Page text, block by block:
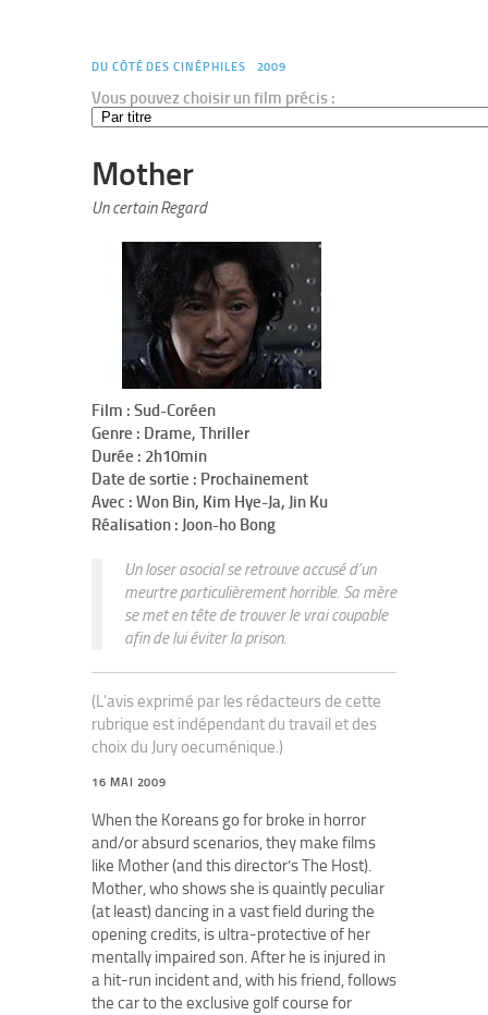
DU CÔTÉ DES CINÉPHILES 2009
Vous pouvez choisir un film précis :
Mother
Un certain Regard
Film : Sud-Coréen
Genre : Drame, Thriller
Durée : 2h10min
Date de sortie : Prochainement
Avec : Won Bin, Kim Hye-Ja, Jin Ku
Réalisation : Joon-ho Bong
Un loser asocial se retrouve accusé d’un
meurtre particulièrement horrible. Sa mère
se met en tête de trouver le vrai coupable
afin de lui éviter la prison.
(L'avis exprimé par les rédacteurs de cette
rubrique est indépendant du travail et des
choix du Jury oecuménique.)
16 MAI 2009
When the Koreans go for broke in horror
and/or absurd scenarios, they make films
like Mother (and this director’s The Host).
Mother, who shows she is quaintly peculiar
(at least) dancing in a vast field during the
opening credits, is ultra-protective of her
mentally impaired son. After he is injured in
a hit-run incident and, with his friend, follows
the car to the exclusive golf course for